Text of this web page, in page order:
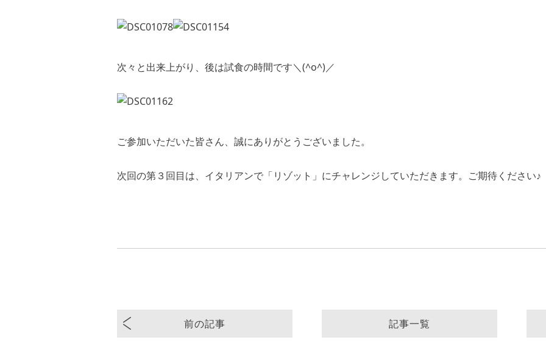
次々と出来上がり、後は試食の時間です＼(^o^)／
ご参加いただいた皆さん、誠にありがとうございました。
次回の第３回目は、イタリアンで「リゾット」にチャレンジしていただきます。ご期待ください♪
前の記事 記事一覧